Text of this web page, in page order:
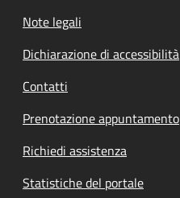
Note legali
Dichiarazione di accessibilità
Contatti
Prenotazione appuntamento
Richiedi assistenza
Statistiche del portale